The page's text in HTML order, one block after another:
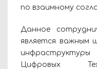
по взаимному
Данное
является важным
Цифровых